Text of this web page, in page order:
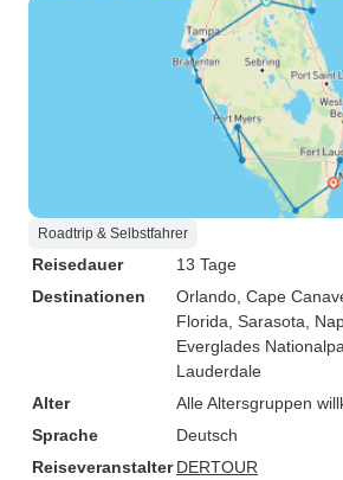
Roadtrip & Selbstfahrer
Reisedauer
13 Tage
Destinationen
Orlando , Cape
Florida , Sarasota ,
Everglades
Lauderdale
Alter
Alle Altersgruppen
Sprache
Deutsch
Reiseveranstalter DERTOUR